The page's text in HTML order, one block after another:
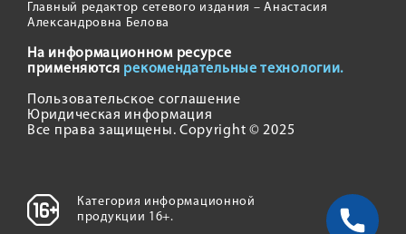
Главный редактор сетевого издания – Анастасия
Александровна Белова
На информационном ресурсе
применяются рекомендательные технологии.
Пользовательское соглашение
Юридическая информация
Все права защищены. Copyright © 2025
Категория информационной
продукции 16+.